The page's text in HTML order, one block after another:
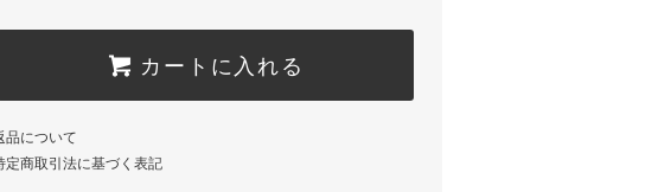
カートに入れる
品について
定商取引法に基づく表記